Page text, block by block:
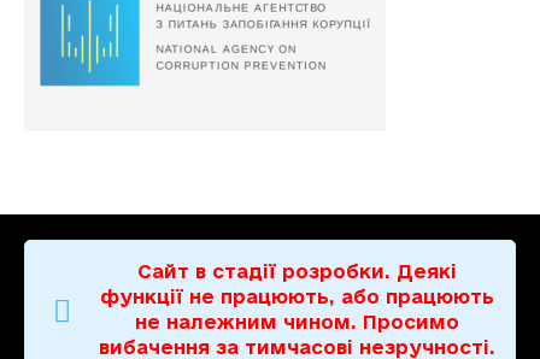
Сайт в стадії розробки. Деякі
функції не працюють, або працюють
не належним чином. Просимо
вибачення за тимчасові незручності.